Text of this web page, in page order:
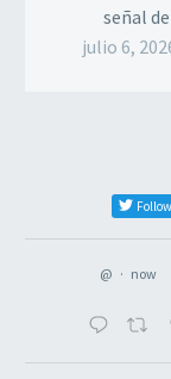
señal
julio 6,
Follow
@ · now